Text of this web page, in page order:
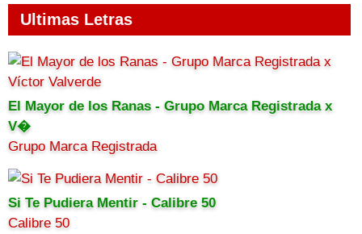
Ultimas Letras
El Mayor de los Ranas - Grupo Marca Registrada x
V�
Grupo Marca Registrada
Si Te Pudiera Mentir - Calibre 50
Calibre 50